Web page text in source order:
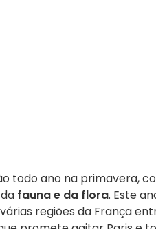
todo ano na primavera,
fauna e da flora. Este
regiões da França